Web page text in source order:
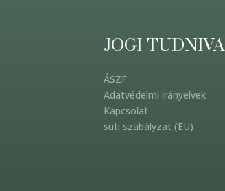
JOGI
ÁSZF
Adatvédelmi irányelvek
Kapcsolat
süti szabályzat (EU)